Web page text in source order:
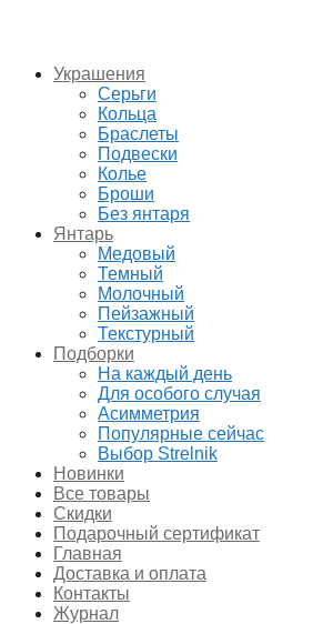
Украшения
Серьги
Кольца
Браслеты
Подвески
Колье
Броши
Без янтаря
Янтарь
Медовый
Темный
Молочный
Пейзажный
Текстурный
Подборки
На каждый день
Для особого случая
Асимметрия
Популярные сейчас
Выбор Strelnik
Новинки
Все товары
Скидки
Подарочный сертификат
Главная
Доставка и оплата
Контакты
Журнал